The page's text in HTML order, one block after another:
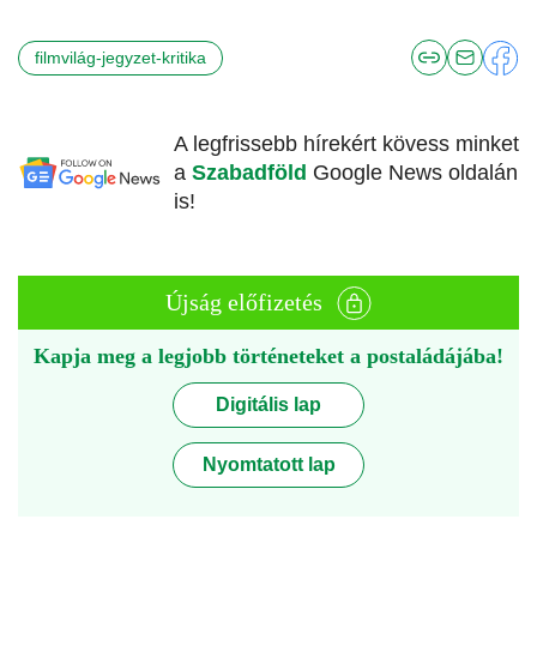
filmvilág-jegyzet-kritika
A legfrissebb hírekért kövess minket
a Szabadföld Google News oldalán
is!
Újság előfizetés
Kapja meg a legjobb történeteket a postaládájába!
Digitális lap
Nyomtatott lap